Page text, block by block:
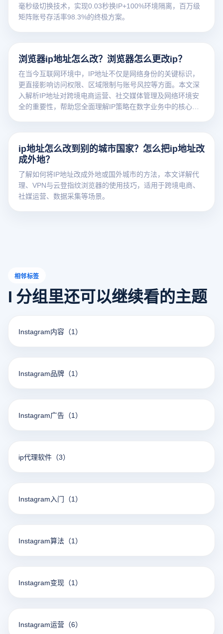
毫秒级切换技术，实现0.03秒换IP+100%环境隔离，百万级
矩阵账号存活率98.3%的终极方案。
浏览器ip地址怎么改？浏览器怎么更改ip？
在当今互联网环境中，IP地址不仅是网络身份的关键标识，
更直接影响访问权限、区域限制与账号风控等方面。本文深
入解析IP地址对跨境电商运营、社交媒体管理及网络环境安
全的重要性，帮助您全面理解IP策略在数字业务中的核心作
ip地址怎么改到别的城市国家？怎么把ip地址改
成外地？
了解如何将IP地址改成外地或国外城市的方法，本文详解代
理、VPN与云登指纹浏览器的使用技巧，适用于跨境电商、
社媒运营、数据采集等场景。
相邻标签
I 分组里还可以继续看的主题
Instagram内容 （1）
Instagram品牌 （1）
Instagram广告 （1）
ip代理软件 （3）
Instagram入门 （1）
Instagram算法 （1）
Instagram变现 （1）
Instagram运营 （6）